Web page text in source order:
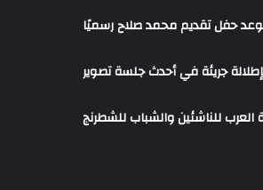
حفل تقديم محمد صلاح رسميًا
جريئة في أحدث جلسة تصوير
للناشئين والشباب للشطرنج